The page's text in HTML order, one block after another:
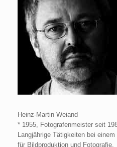
Heinz-Martin Weiand
* 1955, Fotografenmeister seit
Langjährige Tätigkeiten bei
für Bildproduktion und Fotografie.